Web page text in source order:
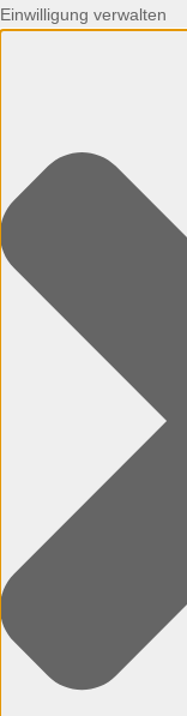
Einwilligung verwalten